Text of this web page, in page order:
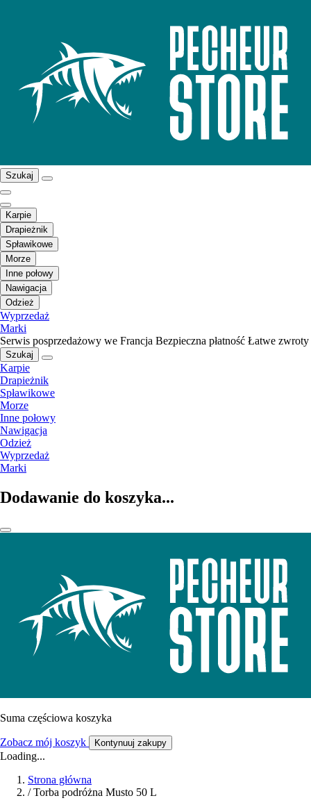
Szukaj
Karpie
Drapieżnik
Spławikowe
Morze
Inne połowy
Nawigacja
Odzież
Wyprzedaż
Marki
Serwis posprzedażowy we Francja Bezpieczna płatność Łatwe zwroty
Szukaj
Karpie
Drapieżnik
Spławikowe
Morze
Inne połowy
Nawigacja
Odzież
Wyprzedaż
Marki
Dodawanie do koszyka...
Suma częściowa koszyka
Zobacz mój koszyk Kontynuuj zakupy
Loading...
Strona główna
/ Torba podróżna Musto 50 L